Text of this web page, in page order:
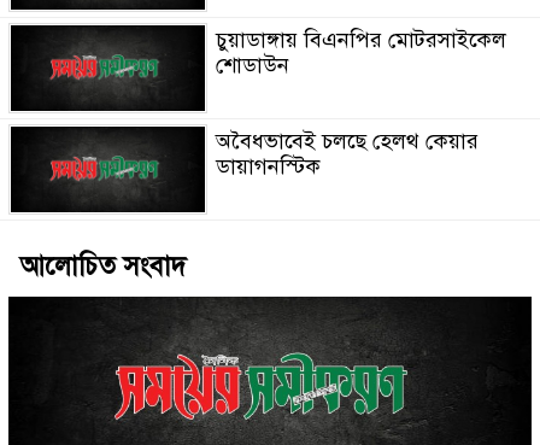
চুয়াডাঙ্গায় বিএনপির মোটরসাইকেল
শোডাউন
অবৈধভাবেই চলছে হেলথ কেয়ার
ডায়াগনস্টিক
আলোচিত সংবাদ